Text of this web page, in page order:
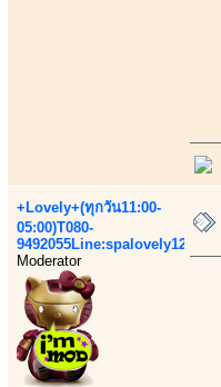
+Lovely+(ทุกวัน11:00-
05:00)T080-
9492055Line:spalovely123
Moderator